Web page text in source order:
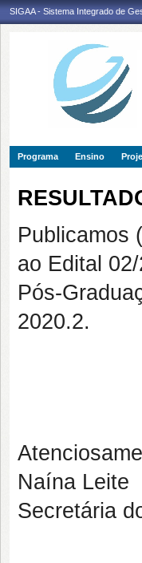
SIGAA - Sistema Integrado de
Programa Ensino
Publicamos
ao Edital
Pós-
2020.2.
Naína Leite
Secretária